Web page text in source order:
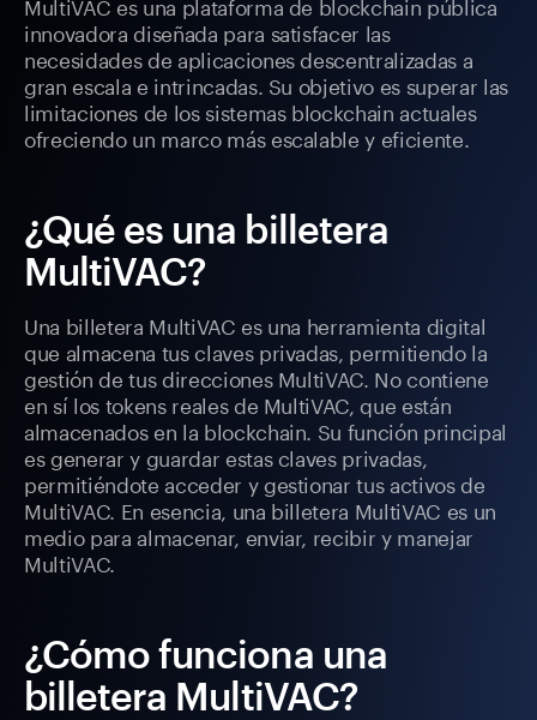
innovadora diseñada para satisfacer las
necesidades de aplicaciones descentralizadas a
gran escala e intrincadas. Su objetivo es superar las
limitaciones de los sistemas blockchain actuales
ofreciendo un marco más escalable y eficiente.
¿Qué es una billetera
MultiVAC?
Una billetera MultiVAC es una herramienta digital
que almacena tus claves privadas, permitiendo la
gestión de tus direcciones MultiVAC. No contiene
en sí los tokens reales de MultiVAC, que están
almacenados en la blockchain. Su función principal
es generar y guardar estas claves privadas,
permitiéndote acceder y gestionar tus activos de
MultiVAC. En esencia, una billetera MultiVAC es un
medio para almacenar, enviar, recibir y manejar
MultiVAC.
¿Cómo funciona una
billetera MultiVAC?